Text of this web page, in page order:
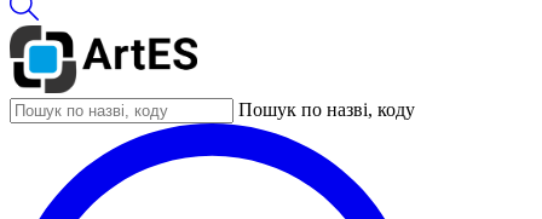
Пошук по назві, коду